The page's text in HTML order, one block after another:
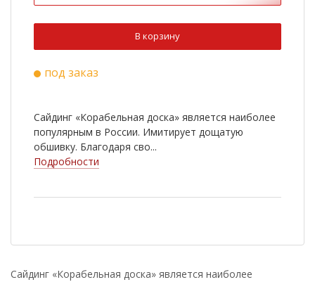
В корзину
под заказ
Сайдинг «Корабельная доска» является наиболее
популярным в России. Имитирует дощатую
обшивку. Благодаря сво...
Подробности
Сайдинг «Корабельная доска» является наиболее